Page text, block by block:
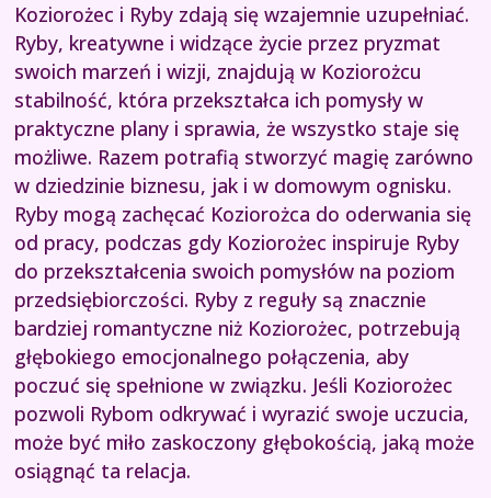
Koziorożec i Ryby zdają się wzajemnie uzupełniać.
Ryby, kreatywne i widzące życie przez pryzmat
swoich marzeń i wizji, znajdują w Koziorożcu
stabilność, która przekształca ich pomysły w
praktyczne plany i sprawia, że wszystko staje się
możliwe. Razem potrafią stworzyć magię zarówno
w dziedzinie biznesu, jak i w domowym ognisku.
Ryby mogą zachęcać Koziorożca do oderwania się
od pracy, podczas gdy Koziorożec inspiruje Ryby
do przekształcenia swoich pomysłów na poziom
przedsiębiorczości. Ryby z reguły są znacznie
bardziej romantyczne niż Koziorożec, potrzebują
głębokiego emocjonalnego połączenia, aby
poczuć się spełnione w związku. Jeśli Koziorożec
pozwoli Rybom odkrywać i wyrazić swoje uczucia,
może być miło zaskoczony głębokością, jaką może
osiągnąć ta relacja.